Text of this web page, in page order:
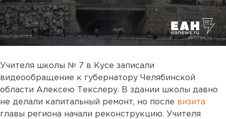
Учителя школы № 7 в Кусе записали
видеообращение к губернатору Челябинской
области Алексею Текслеру. В здании школы давно
не делали капитальный ремонт, но после визита
главы региона начали реконструкцию. Учителя